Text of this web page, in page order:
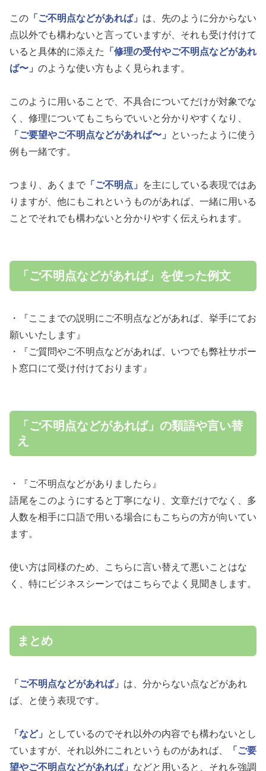
この 「ご不明点などがあれば」 は、先のように分からない
点以外でも構わないと言っていますが、それも受け付けて
いると具体的に添えた
「修理の受付やご不明点などがあれ
ば〜」 のような使い方もよく見られます。
このように用いることで、不具合についてだけが対象でな
く、修理についてもこちらでいいと分かりやすくなり、
「ご要望やご不明点などがあれば〜」
といったように使う
例も一緒です。
つまり、あくまで 「ご不明点」
を主にしている表現ではあ
りますが、他にもこれというものがあれば、一緒に用いる
ことでそれでも構わないと分かりやすく伝えられます。
「ご不明点などがあれば」を使った例文
・『ここまでの説明にご不明点などがあれば、挙手にてお
願いいたします』
・『ご質問やご不明点などがあれば、いつでも弊社サポー
ト窓口にて受け付けております』
「ご不明点などがあれば」の類語や言い替
え
・『ご不明点などがありましたら』
語尾をこのようにすると丁寧になり、文章だけでなく、多
人数を相手に口語で用いる場合にもこちらの方が向いてい
ます。
使い方は同様のため、こちらに言い替えて悪いことはな
く、特にビジネスシーンではこちらでよく見聞きします。
まとめ
「ご不明点などがあれば」 は、分からない点などがあれ
ば、と使う表現です。
「など」
としているのでそれ以外の内容でも構わないとし
ていますが、それ以外にこれというものがあれば、
「ご要
望やご不明点などがあれば」 などと用いると、それを強調